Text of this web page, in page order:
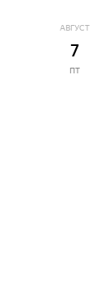
АВГУСТ
7
ПТ